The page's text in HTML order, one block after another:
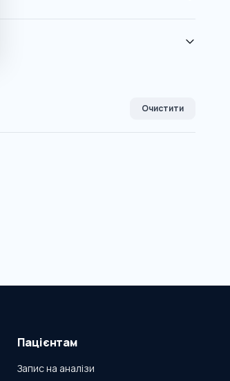
Очистити
Пацієнтам
Запис на аналізи